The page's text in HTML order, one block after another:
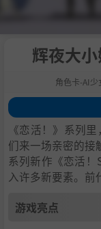
辉夜大
角色卡-AI
1.游戏亮点
2.人物卡一览
3.恋活sunshine角色卡
4.下载地址
《恋活！》系列
们来一场亲密的接
系列新作《恋活
入许多新要素。前
游戏亮点